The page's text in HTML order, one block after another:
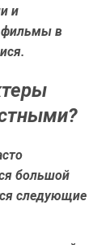
и
фильмы в
большой
следующие